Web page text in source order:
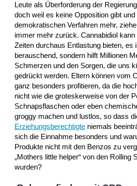
Leute als Überforderung der
doch weil es keine Opposition gibt und
demokratischen Verfahren mehr,
immer mehr zurück. Cannabidiol
Zeiten durchaus Entlastung bieten, es
berauschend, sondern hilft Millionen
Schmerzen und den Sorgen, die uns
gedrückt werden. Eltern können vom
ganz besonders profitieren, da die
nicht wie die groteskerweise von der
Schnapsflaschen oder eben
groggy machen und lustlos, so dass
Erziehungsberechtigte niemals
sich die Einnahme besonders und
Produkte nicht mit den Benzos zu
„Mothers little helper“ von den Rolling
wurden?